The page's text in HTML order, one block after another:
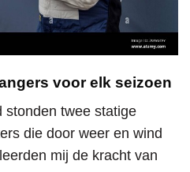
voor elk seizoen
stonden twee statige
die door weer en wind
mij de kracht van